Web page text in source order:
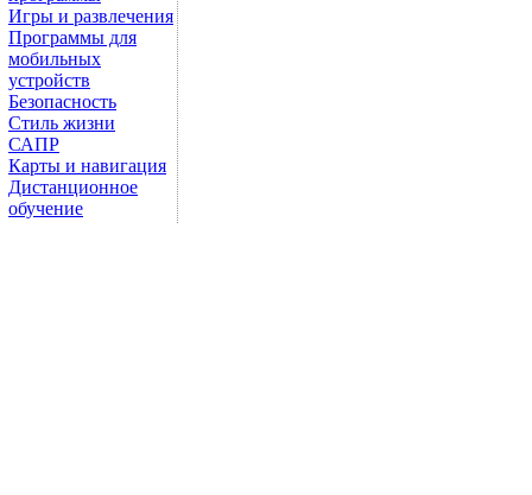
Игры и развлечения
Программы для
мобильных
устройств
Безопасность
Стиль жизни
САПР
Карты и навигация
Дистанционное
обучение